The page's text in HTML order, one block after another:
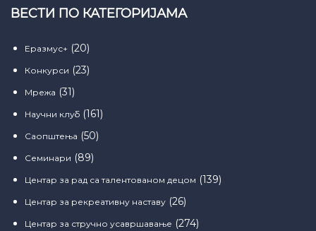
ВЕСТИ ПО КАТЕГОРИЈАМА
Еразмус+ (20)
Конкурси (23)
Мрежа (31)
Научни клуб (161)
Саопштења (50)
Семинари (89)
Центар за рад са талентованом децом (139)
Центар за рекреативну наставу (26)
Центар за стручно усавршавање (274)